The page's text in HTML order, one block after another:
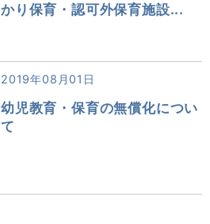
かり保育・認可外保育施設...
2019年08月01日
幼児教育・保育の無償化につい
て